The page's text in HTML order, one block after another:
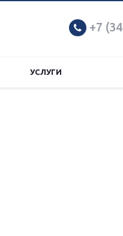
+7
УСЛУГИ